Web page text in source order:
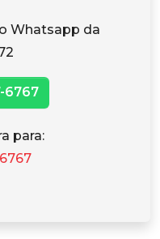
Whatsapp da
6767
para: